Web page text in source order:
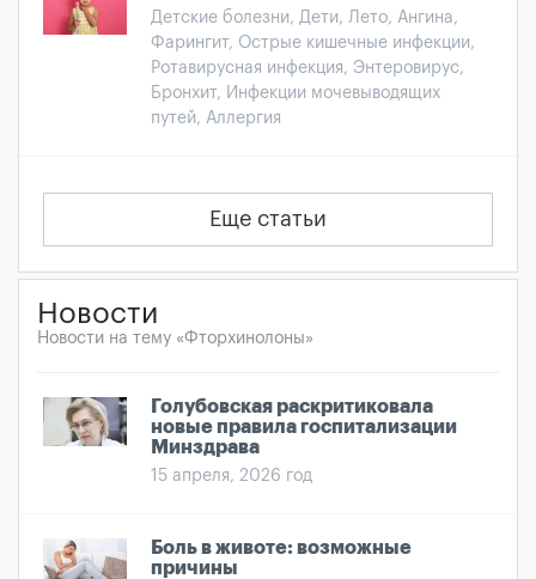
Детские болезни, Дети, Лето, Ангина,
Фарингит, Острые кишечные инфекции,
Ротавирусная инфекция, Энтеровирус,
Бронхит, Инфекции мочевыводящих
путей, Аллергия
Еще статьи
Новости
Новости на тему «Фторхинолоны»
Голубовская раскритиковала
новые правила госпитализации
Минздрава
15 апреля, 2026 год
Боль в животе: возможные
причины